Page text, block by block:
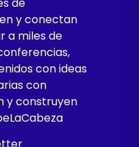
de
y conectan
a miles de
con ideas
con
y construyen